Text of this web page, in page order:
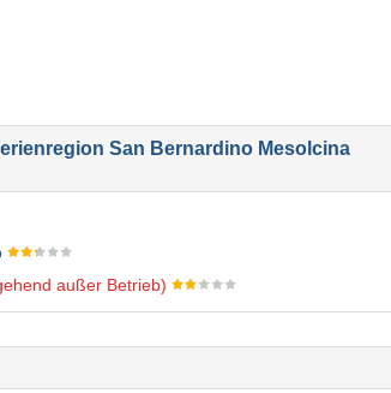
San Bernardino Mesolcina
außer Betrieb)